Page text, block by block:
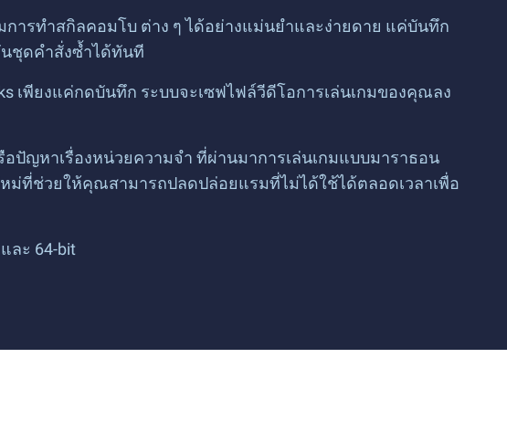
การทำสกิลคอมโบ ต่าง ๆ ได้อย่างแม่นยำและง่ายดาย แค่บันทึก
ชุดคำสั่งซ้ำได้ทันที
พียงแค่กดบันทึก ระบบจะเซฟไฟล์วีดีโอการเล่นเกมของคุณลง
ปัญหาเรื่องหน่วยความจำ ที่ผ่านมาการเล่นเกมแบบมาราธอน
ม่ที่ช่วยให้คุณสามารถปลดปล่อยแรมที่ไม่ได้ใช้ได้ตลอดเวลาเพื่อ
ละ 64-bit